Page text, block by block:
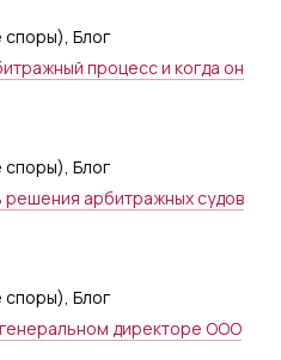
споры), Блог
процесс и когда он
споры), Блог
решения арбитражных судов
споры), Блог
директоре ООО